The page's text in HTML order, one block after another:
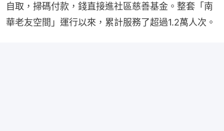
自取，掃碼付款，錢直接進社區慈善基金。整套「南
華老友空間」運行以來，累計服務了超過1.2萬人次。